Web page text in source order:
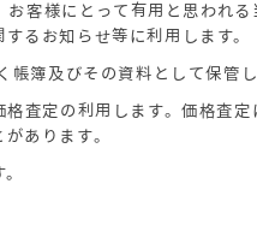
客様にとって有用と思われ
るお知らせ等に利用します。
簿及びその資料として保管し
査定の利用します。価格査
あります。